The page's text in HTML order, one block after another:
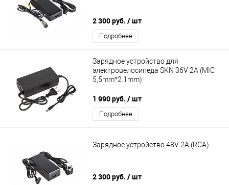
2 300 руб. / шт
Подробнее
Зарядное устройство для
электровелосипеда SKN 36V 2A (MIC
5,5mm*2.1mm)
1 990 руб. / шт
Подробнее
Зарядное устройство 48V 2A (RСА)
2 300 руб. / шт